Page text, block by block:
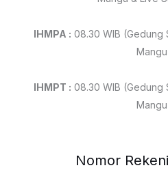
IHMPA : 08.30 WIB (Gedung
IHMPT : 08.30 WIB (Gedung
Nomor